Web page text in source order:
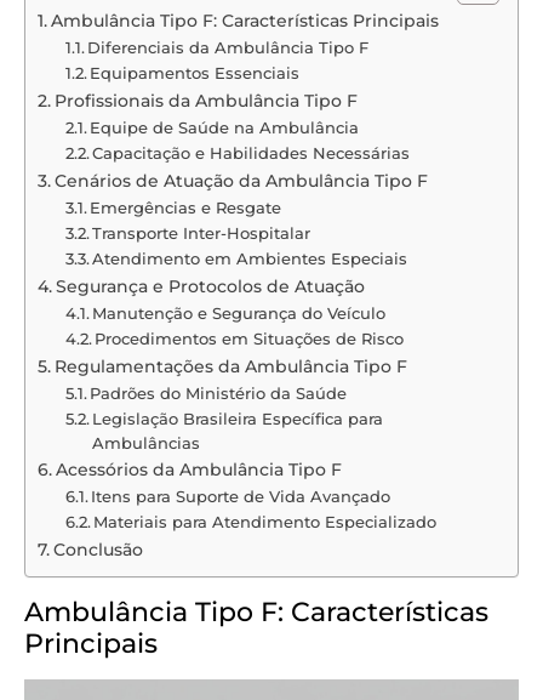
Ambulância Tipo F: Características Principais
Diferenciais da Ambulância Tipo F
Equipamentos Essenciais
Profissionais da Ambulância Tipo F
Equipe de Saúde na Ambulância
Capacitação e Habilidades Necessárias
Cenários de Atuação da Ambulância Tipo F
Emergências e Resgate
Transporte Inter-Hospitalar
Atendimento em Ambientes Especiais
Segurança e Protocolos de Atuação
Manutenção e Segurança do Veículo
Procedimentos em Situações de Risco
Regulamentações da Ambulância Tipo F
Padrões do Ministério da Saúde
Legislação Brasileira Específica para
Ambulâncias
Acessórios da Ambulância Tipo F
Itens para Suporte de Vida Avançado
Materiais para Atendimento Especializado
Conclusão
Ambulância Tipo F: Características
Principais